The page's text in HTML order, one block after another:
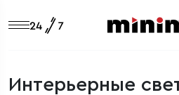
Интерьерные